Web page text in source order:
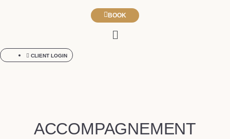
BOOK
CLIENT LOGIN
ACCOMPAGNEMENT